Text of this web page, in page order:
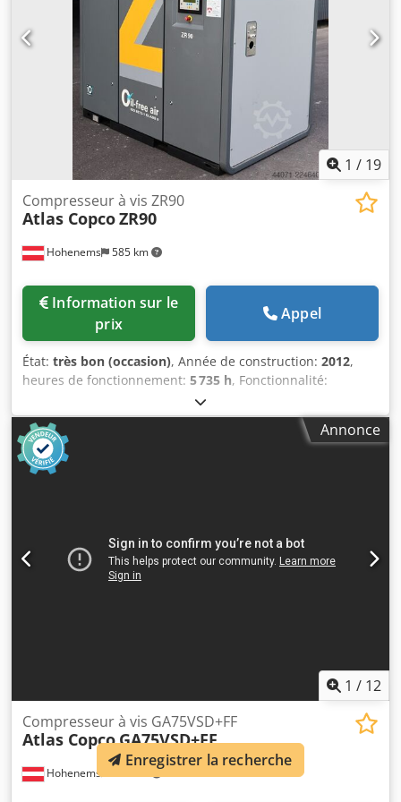
éprouvée et efficace dans le domaine des compresseurs
lubrifiés.
1 / 19
Hohenems 585 km
Compresseur à vis ZR90
Atlas CopcoZR90
prix
Appel
État: très bon (occasion), Année de construction: 2012,
heures de fonctionnement: 5 735 h, Fonctionnalité:
, Compresseur à vis sans huile
Atlas Copco ZR90 Chsdpfx Aozqvvaebusa 90 kW 7,50 bars
14 m3/min Année de fabrication : 2012 Heures de
fonctionnement : 5 735
Annonce
1 / 12
Hohenems
Compresseur à vis GA75VSD+FF
Atlas CopcoGA75VSD+FF
Enregistrer la recherche